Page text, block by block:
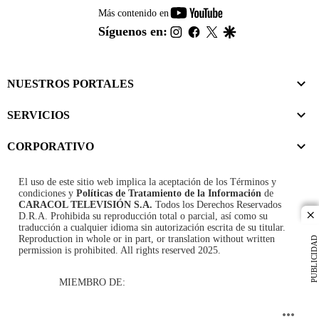
PUBLICIDAD
Más contenido en
youtube-
footer
Síguenos en: instagram
facebook
twitter
NUESTROS PORTALES
SERVICIOS
CORPORATIVO
El uso de este sitio web implica la aceptación de los Términos y
condiciones y Políticas de Tratamiento de la Información de
CARACOL TELEVISIÓN S.A. Todos los Derechos Reservados
D.R.A. Prohibida su reproducción total o parcial, así como su
traducción a cualquier idioma sin autorización escrita de su titular.
Reproduction in whole or in part, or translation without written
permission is prohibited. All rights reserved 2025.
MIEMBRO DE: